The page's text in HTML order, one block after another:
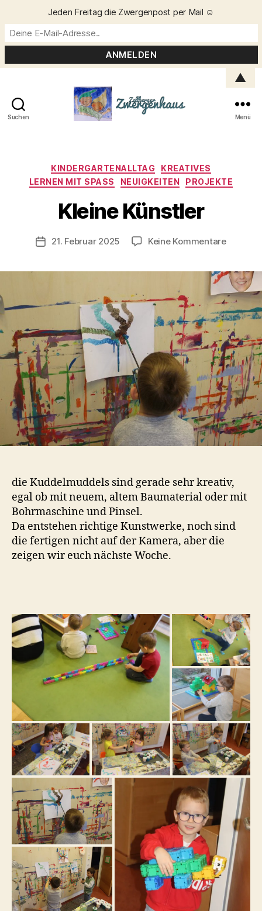
Suchen Menü
Kategorien
KINDERGARTENALLTAG
KREATIVES
LERNEN MIT SPASS
NEUIGKEITEN PROJEKTE
Kleine Künstler
Beitragsautor
V
n
C
ri
t
Veröffentlichungsdatum
21. Februar 2025 Keine Kommentarezu
die Kuddelmuddels sind gerade sehr kreativ,
egal ob mit neuem, altem Baumaterial oder mit
Bohrmaschine und Pinsel.
Da entstehen richtige Kunstwerke, noch sind
die fertigen nicht auf der Kamera, aber die
zeigen wir euch nächste Woche.
Jeden Freitag die Zwergenpost per Mail ☺️
▲